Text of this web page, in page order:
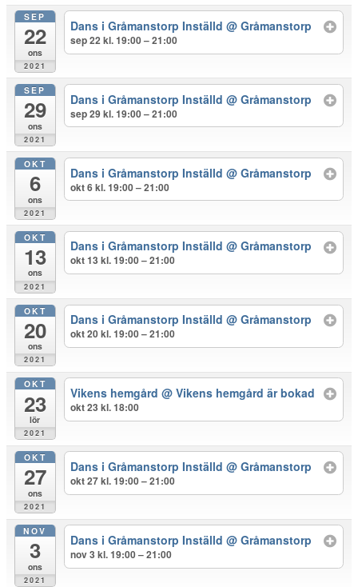
SEP
22
ons
2021
Dans i Gråmanstorp Inställd@ Gråmanstorp
sep 22 kl. 19:00 – 21:00
SEP
29
ons
2021
Dans i Gråmanstorp Inställd@ Gråmanstorp
sep 29 kl. 19:00 – 21:00
OKT
6
ons
2021
Dans i Gråmanstorp Inställd@ Gråmanstorp
okt 6 kl. 19:00 – 21:00
OKT
13
ons
2021
Dans i Gråmanstorp Inställd@ Gråmanstorp
okt 13 kl. 19:00 – 21:00
OKT
20
ons
2021
Dans i Gråmanstorp Inställd@ Gråmanstorp
okt 20 kl. 19:00 – 21:00
OKT
23
lör
2021
Vikens hemgård@ Vikens hemgård är bokad
okt 23 kl. 18:00
OKT
27
ons
2021
Dans i Gråmanstorp Inställd@ Gråmanstorp
okt 27 kl. 19:00 – 21:00
NOV
3
ons
2021
Dans i Gråmanstorp Inställd@ Gråmanstorp
nov 3 kl. 19:00 – 21:00